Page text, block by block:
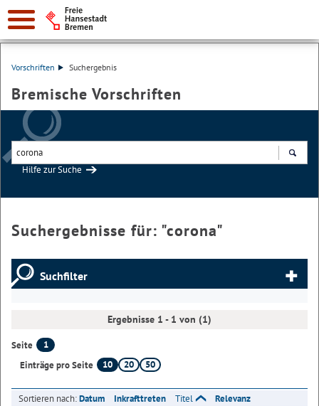
Vorschriften Suchergebnis
Bremische Vorschriften
Hilfe zur Suche
Suchergebnisse für: "corona"
Suchfilter
Ergebnisse 1 - 1 von (1)
Seite
1
Einträge pro Seite
10 20 50
Sortieren nach:Datum Inkrafttreten Titel Relevanz